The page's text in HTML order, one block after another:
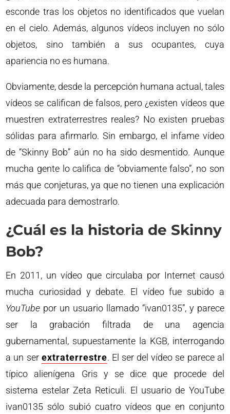
esconde tras los objetos no identificados que vuelan
en el cielo. Además, algunos vídeos incluyen no sólo
objetos, sino también a sus ocupantes, cuya
apariencia no es humana.
Obviamente, desde la percepción humana actual, tales
vídeos se califican de falsos, pero ¿existen vídeos que
muestren extraterrestres reales? No existen pruebas
sólidas para afirmarlo. Sin embargo, el infame vídeo
de “Skinny Bob” aún no ha sido desmentido. Aunque
mucha gente lo califica de “obviamente falso”, no son
más que conjeturas, ya que no tienen una explicación
adecuada para demostrarlo.
¿Cuál es la historia de Skinny
Bob?
En 2011, un vídeo que circulaba por Internet causó
mucha curiosidad y debate. El vídeo fue subido a
YouTube por un usuario llamado “ivan0135”, y parece
ser la grabación filtrada de una agencia
gubernamental, supuestamente la KGB, interrogando
a un ser extraterrestre. El ser del vídeo se parece al
típico alienígena Gris y se dice que procede del
sistema estelar Zeta Reticuli. El usuario de YouTube
ivan0135 sólo subió cuatro vídeos que en conjunto